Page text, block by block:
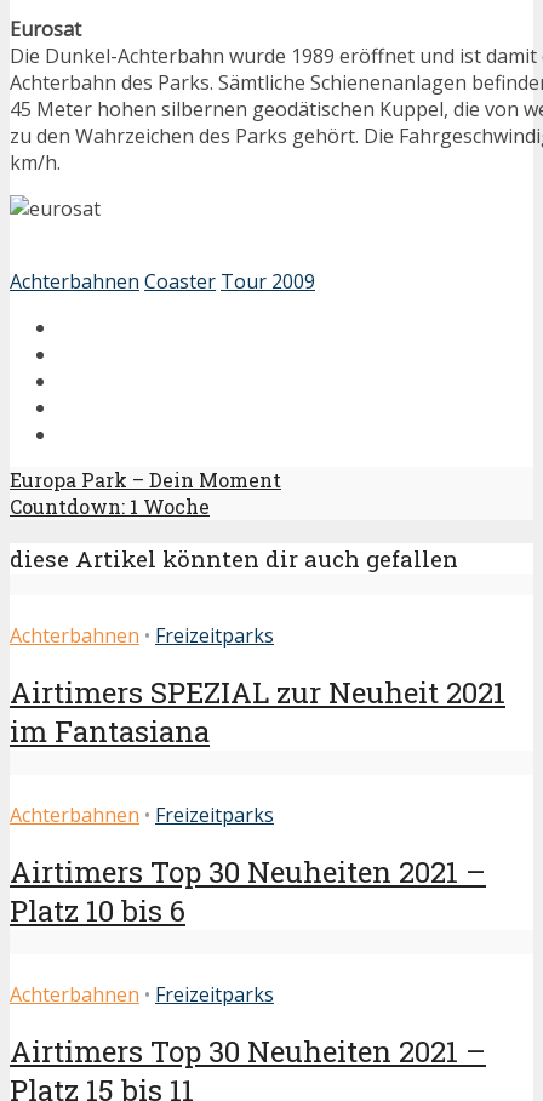
Eurosat
Die Dunkel-Achterbahn wurde 1989 eröffnet und ist damit
Achterbahn des Parks. Sämtliche Schienenanlagen
45 Meter hohen silbernen geodätischen Kuppel, die von
zu den Wahrzeichen des Parks gehört. Die
km/h.
Achterbahnen Coaster Tour 2009
Europa Park – Dein Moment
Countdown: 1 Woche
diese Artikel könnten dir auch gefallen
Achterbahnen • Freizeitparks
Airtimers SPEZIAL zur Neuheit 2021
im Fantasiana
Achterbahnen • Freizeitparks
Airtimers Top 30 Neuheiten 2021 –
Platz 10 bis 6
Achterbahnen • Freizeitparks
Airtimers Top 30 Neuheiten 2021 –
Platz 15 bis 11